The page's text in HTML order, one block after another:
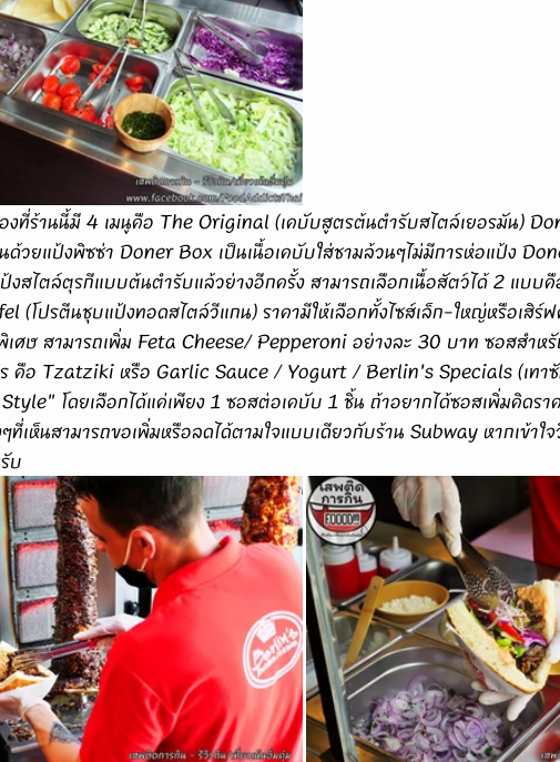
ด้วยแป้งพิซซ่า Doner Box เป็นเนื้อเคบับใส่ชามล้วนๆไม่มีการห่อแป้ง
งสไตล์ตุรกีแบบต้นตำรับแล้วย่างอีกครั้ง สามารถเลือกเนื้อสัตว์ได้ 2 แบบ
(โปรตีนชุบแป้งทอดสไตล์วีแกน) ราคามีให้เลือกทั้งไซส์เล็ก-ใหญ่หรือเสิร์
เศษ สามารถเพิ่ม Feta Cheese/ Pepperoni อย่างละ 30 บาท ซอสสำหรั
คือ Tzatziki หรือ Garlic Sauce / Yogurt / Berlin's Specials (เทา
โดยเลือกได้แค่เพียง 1 ซอสต่อเคบับ 1 ชิ้น ถ้าอยากได้ซอสเพิ่มคิดร
เห็นสามารถขอเพิ่มหรือลดได้ตามใจแบบเดียวกับร้าน Subway หากเข้าใ
บ